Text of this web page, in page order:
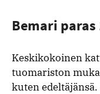
Bemari
Keskikokoinen
tuomariston
kuten